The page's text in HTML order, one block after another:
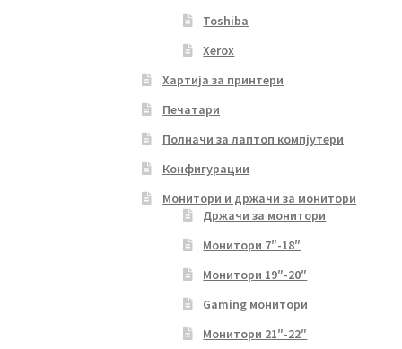
Toshiba
Xerox
Хартија за принтери
Печатари
Полначи за лаптоп компјутери
Конфигурации
Монитори и држачи за монитори
Држачи за монитори
Монитори 7″-18″
Монитори 19″-20″
Gaming монитори
Монитори 21″-22″